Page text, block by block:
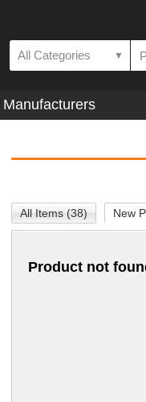
All Categories ▼
Manufacturers
All Items (38) New
Product not